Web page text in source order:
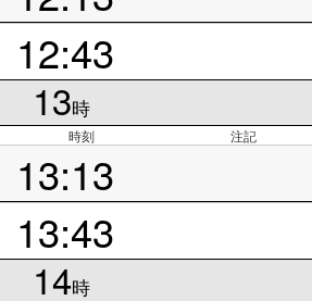
12:43
13時
時刻 注記
13:13
13:43
14時